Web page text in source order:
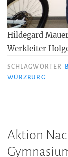
Hildegard
Werkleiter
SCHLAGWÖRTER
WÜRZBURG
Aktion